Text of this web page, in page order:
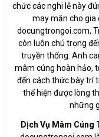
chức các nghi lễ này
may mắn cho gia
docungtrongoi.com,
còn luôn chú trọng
truyền thống. Anh
mâm cúng hoàn hảo,
đến cách thức bày trí
thể hiện được lòng
những
Dịch Vụ Mâm Cúng